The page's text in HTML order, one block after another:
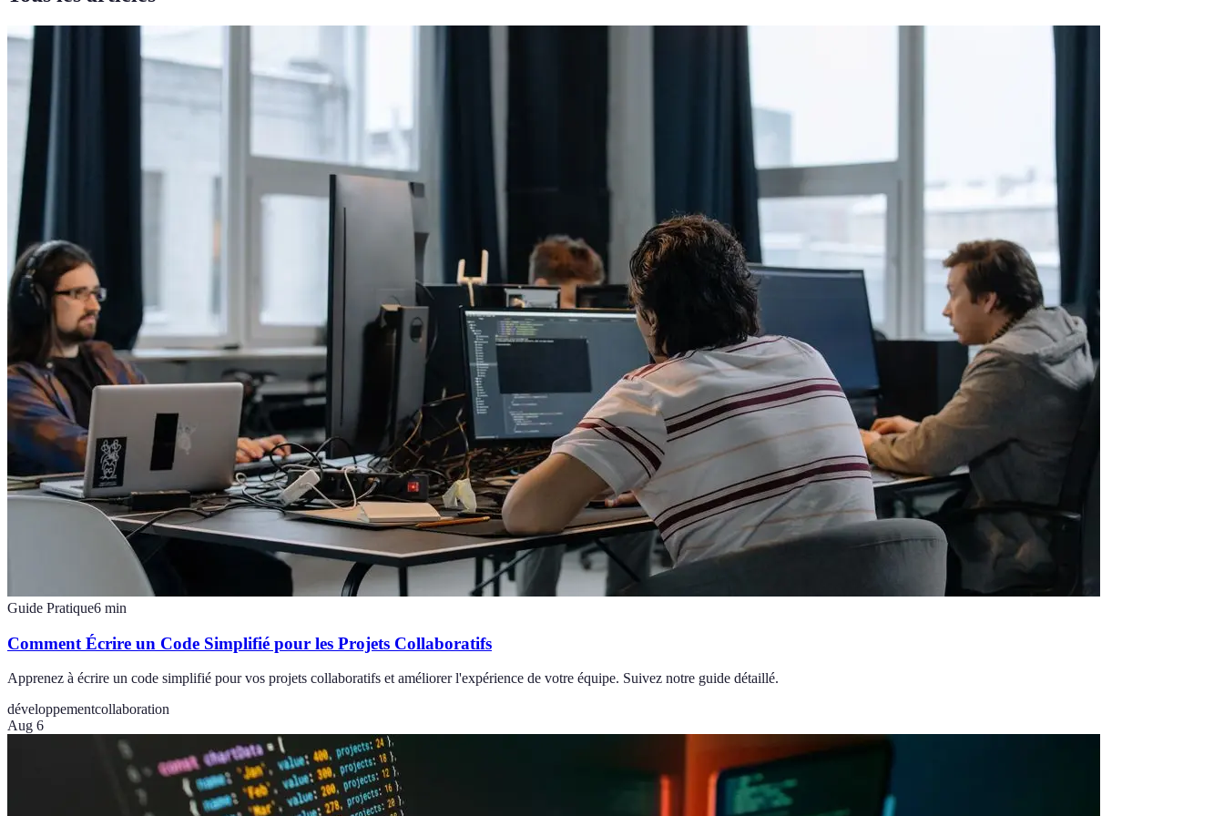
Guide Pratique6 min
Comment Écrire un Code Simplifié pour les Projets Collaboratifs
Apprenez à écrire un code simplifié pour vos projets collaboratifs et améliorer l'expérience de votre équipe. Suivez notre guide détaillé.
développementcollaboration
Aug 6